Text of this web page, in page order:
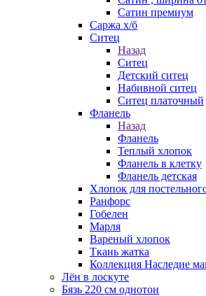
Сатин премиум
Саржа х/б
Ситец
Назад
Ситец
Детский ситец
Набивной ситец
Ситец платочный
Фланель
Назад
Фланель
Теплый хлопок
Фланель в клетку
Фланель детская
Хлопок для
Ранфорс
Гобелен
Марля
Вареный хлопок
Ткань жатка
Коллекция Наследие
Лён в лоскуте
Бязь 220 см однотон